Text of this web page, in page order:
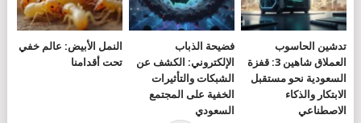
تدشين الحاسوب
العملاق شاهين 3: قفزة
السعودية نحو مستقبل
الابتكار والذكاء
الاصطناعي
فضيحة الذباب
الإلكتروني: الكشف عن
الشبكات والتأثيرات
الخفية على المجتمع
السعودي
النمل الأبيض: عالم خفي
تحت أقدامنا